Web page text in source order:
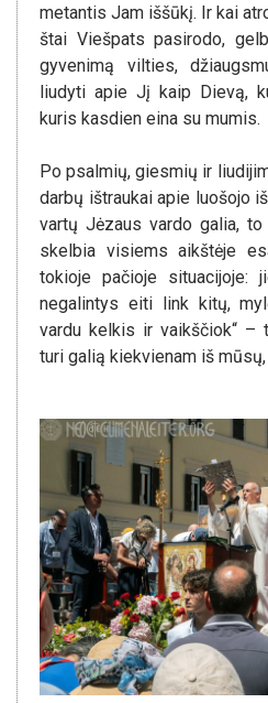
metantis Jam iššūkį. Ir kai
štai Viešpats pasirodo,
gyvenimą vilties,
liudyti apie Jį kaip Dievą,
kuris kasdien eina su mumis.
Po psalmių, giesmių ir
darbų ištraukai apie luošojo
vartų Jėzaus vardo galia,
skelbia visiems aikštėje
tokioje pačioje situacijoje:
negalintys eiti link kitų,
vardu kelkis ir vaikščiok“ –
turi galią kiekvienam iš